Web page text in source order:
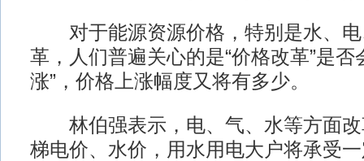
对于能源资源价格，特别是水、电
革，人们普遍关心的是“价格改革”是否
涨”，价格上涨幅度又将有多少。
林伯强表示，电、气、水等方面改
梯电价、水价，用水用电大户将承受